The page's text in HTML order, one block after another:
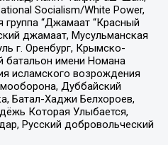
Socialism/White Power,
группа “Джамаат “Красный
джамаат, Мусульманская
г. Оренбург, Крымско-
батальон имени Номана
исламского возрождения
Дуббайский
Батал-Хаджи Белхороев,
Которая Улыбается,
Русский добровольческий